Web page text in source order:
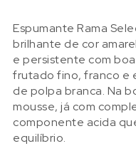
Espumante Rama
brilhante de cor
e persistente com boa
frutado fino, franco e
de polpa branca. Na
mousse, já com
componente acida
equilíbrio.